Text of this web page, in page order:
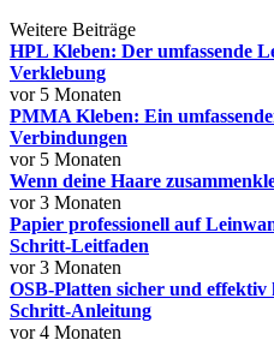
Weitere Beiträge
HPL Kleben: Der umfassende
Verklebung
vor 5 Monaten
PMMA Kleben: Ein
Verbindungen
vor 5 Monaten
Wenn deine Haare
vor 3 Monaten
Papier professionell auf
Schritt-Leitfaden
vor 3 Monaten
OSB-Platten sicher und
Schritt-Anleitung
vor 4 Monaten